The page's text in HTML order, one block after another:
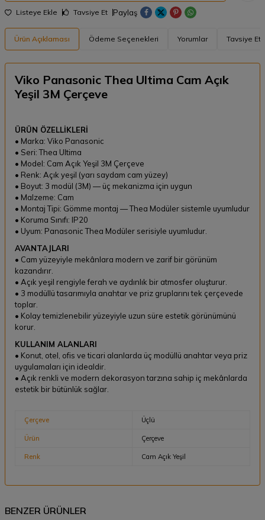
Listeye Ekle Tavsiye Et Paylaş
Ürün Açıklaması Ödeme Seçenekleri Yorumlar Tavsiye Et
Viko Panasonic Thea Ultima Cam Açık
Yeşil 3M Çerçeve
ÜRÜN ÖZELLİKLERİ
• Marka: Viko Panasonic
• Seri: Thea Ultima
• Model: Cam Açık Yeşil 3M Çerçeve
• Renk: Açık yeşil (yarı saydam cam yüzey)
• Boyut: 3 modül (3M) — üç mekanizma için uygun
• Malzeme: Cam
• Montaj Tipi: Gömme montaj — Thea Modüler sistemle uyumludur
• Koruma Sınıfı: IP20
• Uyum: Panasonic Thea Modüler serisiyle uyumludur.
AVANTAJLARI
• Cam yüzeyiyle mekânlara modern ve zarif bir görünüm
kazandırır.
• Açık yeşil rengiyle ferah ve aydınlık bir atmosfer oluşturur.
• 3 modüllü tasarımıyla anahtar ve priz gruplarını tek çerçevede
toplar.
• Kolay temizlenebilir yüzeyiyle uzun süre estetik görünümünü
korur.
KULLANIM ALANLARI
• Konut, otel, ofis ve ticari alanlarda üç modüllü anahtar veya priz
uygulamaları için idealdir.
• Açık renkli ve modern dekorasyon tarzına sahip iç mekânlarda
estetik bir bütünlük sağlar.
Çerçeve Üçlü
Ürün Çerçeve
Renk Cam Açık Yeşil
BENZER ÜRÜNLER